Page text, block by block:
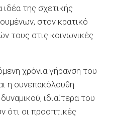
ιδέα της σχετικής
στον κρατικό
τους στις κοινωνικές
χρόνια γήρανση του
η συνεπακόλουθη
ιδιαίτερα του
ότι οι προοπτικές